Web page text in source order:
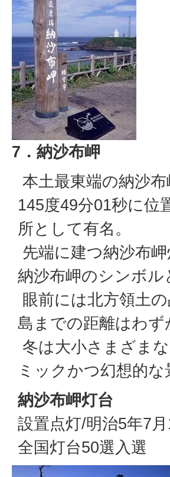
7．納沙布岬
本土最東端の納沙
145度49分01秒に位
所として有名。
先端に建つ納沙布
納沙布岬のシンボ
眼前には北方領土
島までの距離はわ
冬は大小さまざま
ミックかつ幻想的
納沙布岬灯台
設置点灯/明治5年7月
全国灯台50選入選